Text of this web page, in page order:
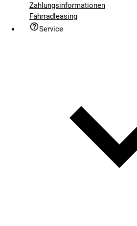
Zahlungsinformationen
Fahrradleasing
Service